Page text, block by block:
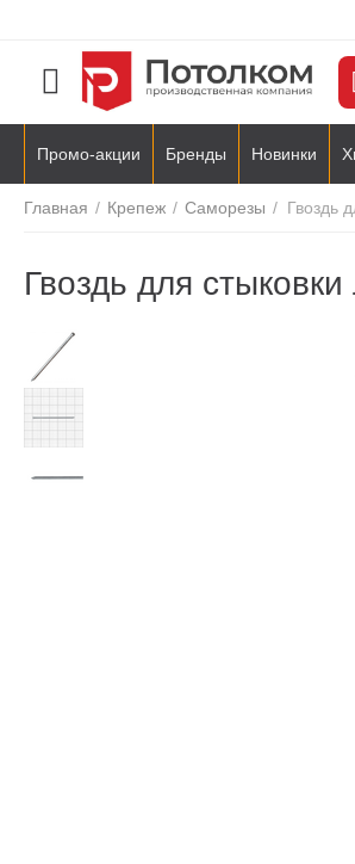
Промо-акции Бренды Новинки
Главная / Крепеж / Саморезы / Гвоздь
Гвоздь для